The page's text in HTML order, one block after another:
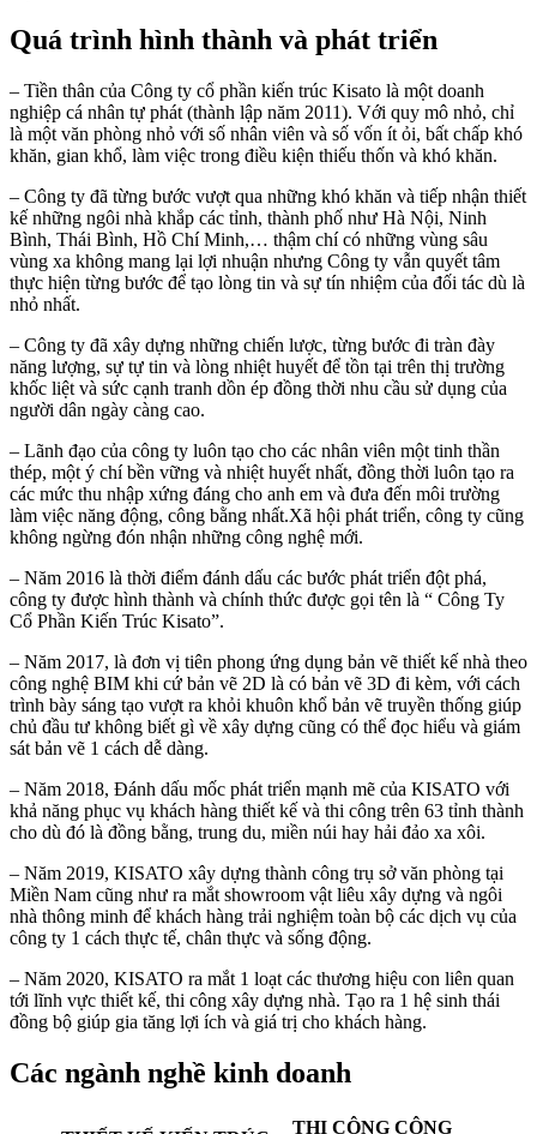
Quá trình hình thành và phát triển
– Tiền thân của Công ty cổ phần kiến trúc Kisato là một doanh
nghiệp cá nhân tự phát (thành lập năm 2011). Với quy mô nhỏ, chỉ
là một văn phòng nhỏ với số nhân viên và số vốn ít ỏi, bất chấp khó
khăn, gian khổ, làm việc trong điều kiện thiếu thốn và khó khăn.
– Công ty đã từng bước vượt qua những khó khăn và tiếp nhận thiết
kế những ngôi nhà khắp các tỉnh, thành phố như Hà Nội, Ninh
Bình, Thái Bình, Hồ Chí Minh,… thậm chí có những vùng sâu
vùng xa không mang lại lợi nhuận nhưng Công ty vẫn quyết tâm
thực hiện từng bước để tạo lòng tin và sự tín nhiệm của đối tác dù là
nhỏ nhất.​
– Công ty đã xây dựng những chiến lược, từng bước đi tràn đày
năng lượng, sự tự tin và lòng nhiệt huyết để tồn tại trên thị trường
khốc liệt và sức cạnh tranh dồn ép đồng thời nhu cầu sử dụng của
người dân ngày càng cao.
– Lãnh đạo của công ty luôn tạo cho các nhân viên một tinh thần
thép, một ý chí bền vững và nhiệt huyết nhất, đồng thời luôn tạo ra
các mức thu nhập xứng đáng cho anh em và đưa đến môi trường
làm việc năng động, công bằng nhất.Xã hội phát triển, công ty cũng
không ngừng đón nhận những công nghệ mới.
– Năm 2016 là thời điểm đánh dấu các bước phát triển đột phá,
công ty được hình thành và chính thức được gọi tên là “ Công Ty
Cổ Phần Kiến Trúc Kisato”.
– Năm 2017, là đơn vị tiên phong ứng dụng bản vẽ thiết kế nhà theo
công nghệ BIM khi cứ bản vẽ 2D là có bản vẽ 3D đi kèm, với cách
trình bày sáng tạo vượt ra khỏi khuôn khổ bản vẽ truyền thống giúp
chủ đầu tư không biết gì về xây dựng cũng có thể đọc hiểu và giám
sát bản vẽ 1 cách dễ dàng.
– Năm 2018, Đánh dấu mốc phát triển mạnh mẽ của KISATO với
khả năng phục vụ khách hàng thiết kế và thi công trên 63 tỉnh thành
cho dù đó là đồng bằng, trung du, miền núi hay hải đảo xa xôi.
– Năm 2019, KISATO xây dựng thành công trụ sở văn phòng tại
Miền Nam cũng như ra mắt showroom vật liêu xây dựng và ngôi
nhà thông minh để khách hàng trải nghiệm toàn bộ các dịch vụ của
công ty 1 cách thực tế, chân thực và sống động.
– Năm 2020, KISATO ra mắt 1 loạt các thương hiệu con liên quan
tới lĩnh vực thiết kế, thi công xây dựng nhà. Tạo ra 1 hệ sinh thái
đồng bộ giúp gia tăng lợi ích và giá trị cho khách hàng.
Các ngành nghề kinh doanh
THI CÔNG CÔNG